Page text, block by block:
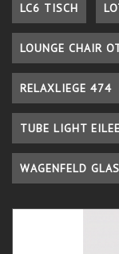
LC6 TISCH
LOUNGE CHAIR
RELAXLIEGE 474
TUBE LIGHT
WAGENFELD